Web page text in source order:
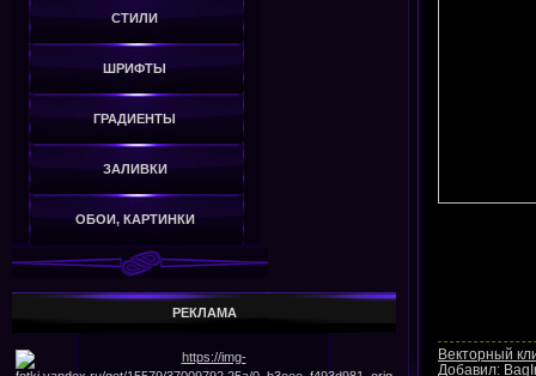
СТИЛИ
ШРИФТЫ
ГРАДИЕНТЫ
ЗАЛИВКИ
ОБОИ, КАРТИНКИ
РЕКЛАМА
Векторный
Добавил: